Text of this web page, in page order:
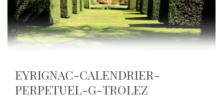
EYRIGNAC-CALENDRIER-
PERPETUEL-G-TROLEZ